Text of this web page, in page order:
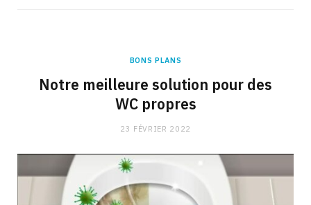
BONS PLANS
Notre meilleure solution pour des
WC propres
23 FÉVRIER 2022